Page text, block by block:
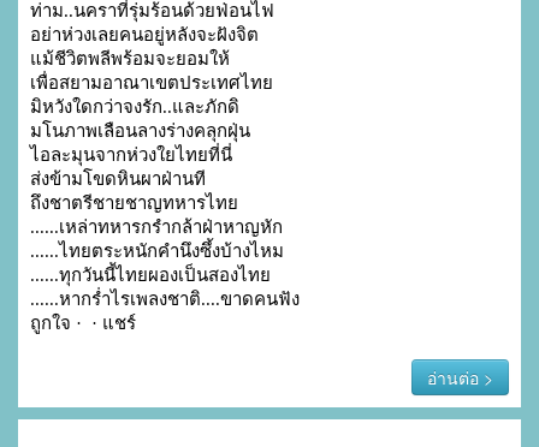
ท่าม..นคราที่รุ่มร้อนด้วยฟ่อนไฟ
อย่าห่วงเลยคนอยู่หลังจะฝังจิต
แม้ชีวิตพลีพร้อมจะยอมให้
เพื่อสยามอาณาเขตประเทศไทย
มิหวังใดกว่าจงรัก..และภักดิ
มโนภาพเลือนลางร่างคลุกฝุ่น
ไอละมุนจากห่วงใยไทยที่นี่
ส่งข้ามโขดหินผาฝ่านที
ถึงชาตรีชายชาญทหารไทย
......เหล่าทหารกรำกล้าฝ่าหาญหัก
......ไทยตระหนักคำนึงซึ้งบ้างไหม
......ทุกวันนี้ไทยผองเป็นสองไทย
......หากร่ำไรเพลงชาติ....ขาดคนฟัง
ถูกใจ ·  · แชร์
อ่านต่อ >